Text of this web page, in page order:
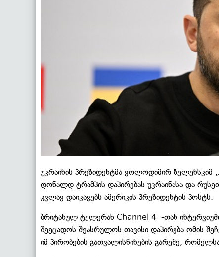
უკრაინის პრეზიდენტმა ვოლოდიმირ ზელენსკიმ
დონალდ ტრამპის დაპირებას უკრაინასა და
კვლავ დაიკავებს ამერიკის პრეზიდენტის პოსტს.
ბრიტანულ ტელერახ Channel 4 -თან
შეეცადოს შეასრულოს თავისი დაპირება ომის
იმ პირობების გათვალისწინების გარეშე,